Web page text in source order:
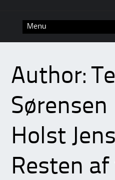
Author:
Holst
Resten